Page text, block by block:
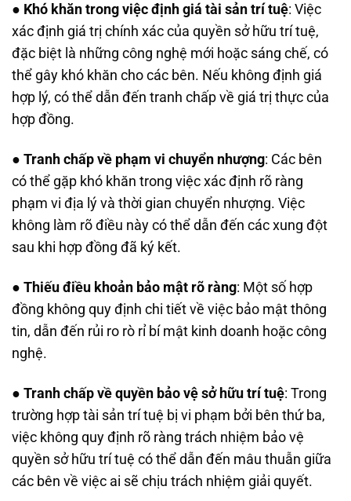
● Khó khăn trong việc định giá tài sản trí tuệ: Việc
xác định giá trị chính xác của quyền sở hữu trí tuệ,
đặc biệt là những công nghệ mới hoặc sáng chế, có
thể gây khó khăn cho các bên. Nếu không định giá
hợp lý, có thể dẫn đến tranh chấp về giá trị thực của
hợp đồng.
● Tranh chấp về phạm vi chuyển nhượng: Các bên
có thể gặp khó khăn trong việc xác định rõ ràng
phạm vi địa lý và thời gian chuyển nhượng. Việc
không làm rõ điều này có thể dẫn đến các xung đột
sau khi hợp đồng đã ký kết.
● Thiếu điều khoản bảo mật rõ ràng: Một số hợp
đồng không quy định chi tiết về việc bảo mật thông
tin, dẫn đến rủi ro rò rỉ bí mật kinh doanh hoặc công
nghệ.
● Tranh chấp về quyền bảo vệ sở hữu trí tuệ: Trong
trường hợp tài sản trí tuệ bị vi phạm bởi bên thứ ba,
việc không quy định rõ ràng trách nhiệm bảo vệ
quyền sở hữu trí tuệ có thể dẫn đến mâu thuẫn giữa
các bên về việc ai sẽ chịu trách nhiệm giải quyết.